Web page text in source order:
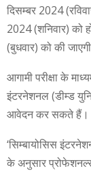
दिसम्बर 2024
2024 (शनिवार) को
(बुधवार) को की
आगामी परीक्षा के
इंटरनेशनल (डीम्ड
आवेदन कर सकते हैं।
‘सिम्बायोसिस
के अनुसार